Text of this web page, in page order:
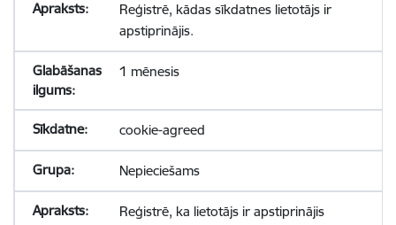
Reģistrē, kādas sīkdatnes lietotājs ir
apstiprinājis.
1 mēnesis
cookie-agreed
Nepieciešams
Reģistrē, ka lietotājs ir apstiprinājis